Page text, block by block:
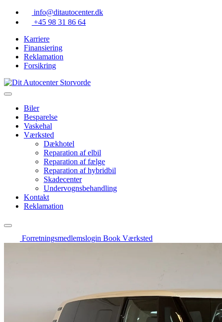
Skip
info@ditautocenter.dk
+45 98 31 86 64
Karriere
Finansiering
Reklamation
Forsikring
Biler
Besparelse
Vaskehal
Værksted
Dækhotel
Reparation af elbil
Reparation af fælge
Reparation af hybridbil
Skadecenter
Undervognsbehandling
Kontakt
Reklamation
Forretningsmedlemslogin Book Værksted